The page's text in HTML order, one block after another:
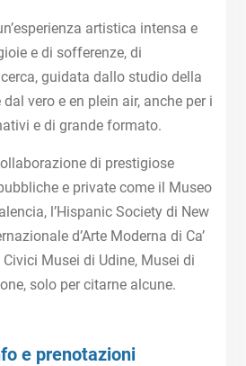
artistica intensa e
e di sofferenze, di
guidata dallo studio della
vero e en plein air, anche per i
e di grande formato.
di prestigiose
e private come il Museo
l’Hispanic Society di New
d’Arte Moderna di Ca’
Musei di Udine, Musei di
solo per citarne alcune.
e prenotazioni